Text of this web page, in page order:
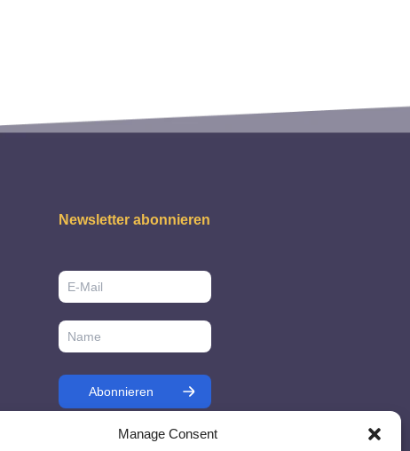
Manage Consent
Newsletter abonnieren